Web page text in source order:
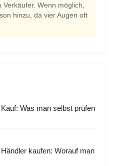
Wenn möglich,
hinzu, da vier Augen oft
Was man selbst prüfen
kaufen: Worauf man